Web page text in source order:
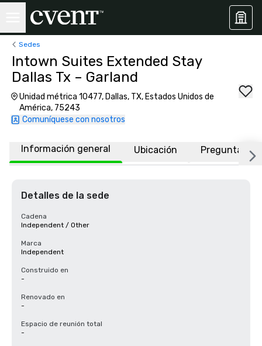
Sedes
Intown Suites Extended Stay
Dallas Tx – Garland
Unidad métrica 10477, Dallas, TX, Estados Unidos de
América, 75243
Comuníquese con nosotros
Información general Ubicación Preguntas
Detalles de la sede
Cadena
Independent / Other
Marca
Independent
Construido en
-
Renovado en
-
Espacio de reunión total
-